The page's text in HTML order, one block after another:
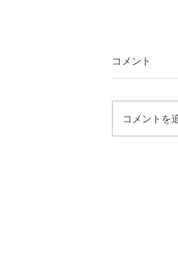
コメント
コメントを